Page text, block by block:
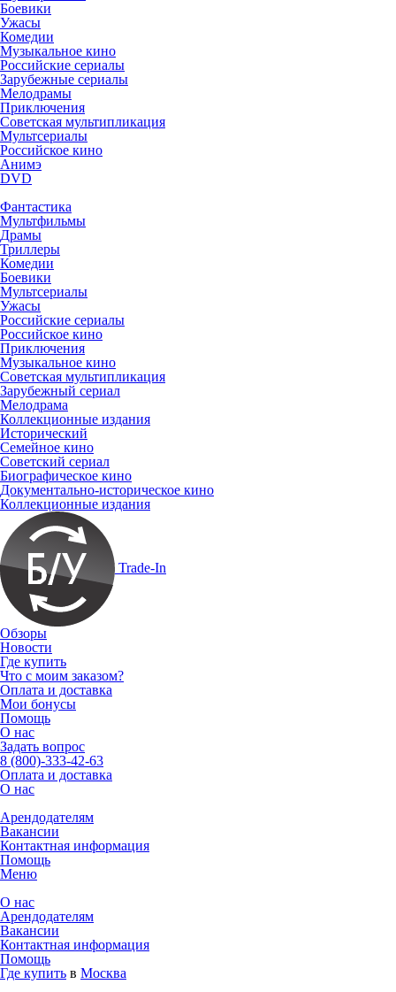
Боевики
Ужасы
Комедии
Музыкальное кино
Российские сериалы
Зарубежные сериалы
Мелодрамы
Приключения
Советская мультипликация
Мультсериалы
Российское кино
Анимэ
DVD
Фантастика
Мультфильмы
Драмы
Триллеры
Комедии
Боевики
Мультсериалы
Ужасы
Российские сериалы
Российское кино
Приключения
Музыкальное кино
Советская мультипликация
Зарубежный сериал
Мелодрама
Коллекционные издания
Исторический
Семейное кино
Советский сериал
Биографическое кино
Документально-историческое кино
Коллекционные издания
Trade-In
Обзоры
Новости
Где купить
Что с моим заказом?
Оплата и доставка
Мои бонусы
Помощь
О нас
Задать вопрос
8 (800)-333-42-63
Оплата и доставка
О нас
Арендодателям
Вакансии
Контактная информация
Помощь
Меню
О нас
Арендодателям
Вакансии
Контактная информация
Помощь
Где купить в Москва